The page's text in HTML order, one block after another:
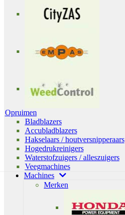
Opruimen
Bladblazers
Accubladblazers
Hakselaars / houtversnipperaars
Hogedrukreinigers
Waterstofzuigers / alleszuigers
Veegmachines
Machines
Merken